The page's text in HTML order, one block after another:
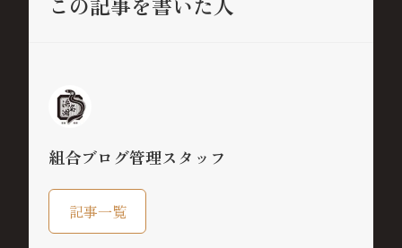
組合ブログ管理スタッフ
記事一覧